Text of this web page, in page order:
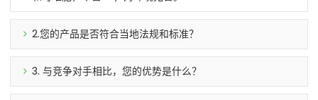
2.您的产品是否符合当地法规和标准？
3. 与竞争对手相比，您的优势是什么？